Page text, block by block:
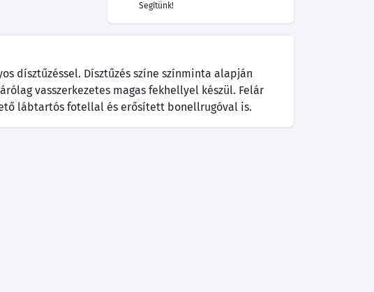
Segítünk!
dísztűzéssel. Dísztűzés színe színminta alapján
vasszerkezetes magas fekhellyel készül. Felár
lábtartós fotellal és erősített bonellrugóval is.